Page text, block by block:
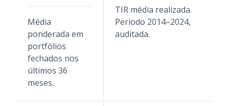
Média
ponderada em
portfólios
fechados nos
últimos 36
meses.
TIR média realizada.
Período 2014–2024,
auditada.